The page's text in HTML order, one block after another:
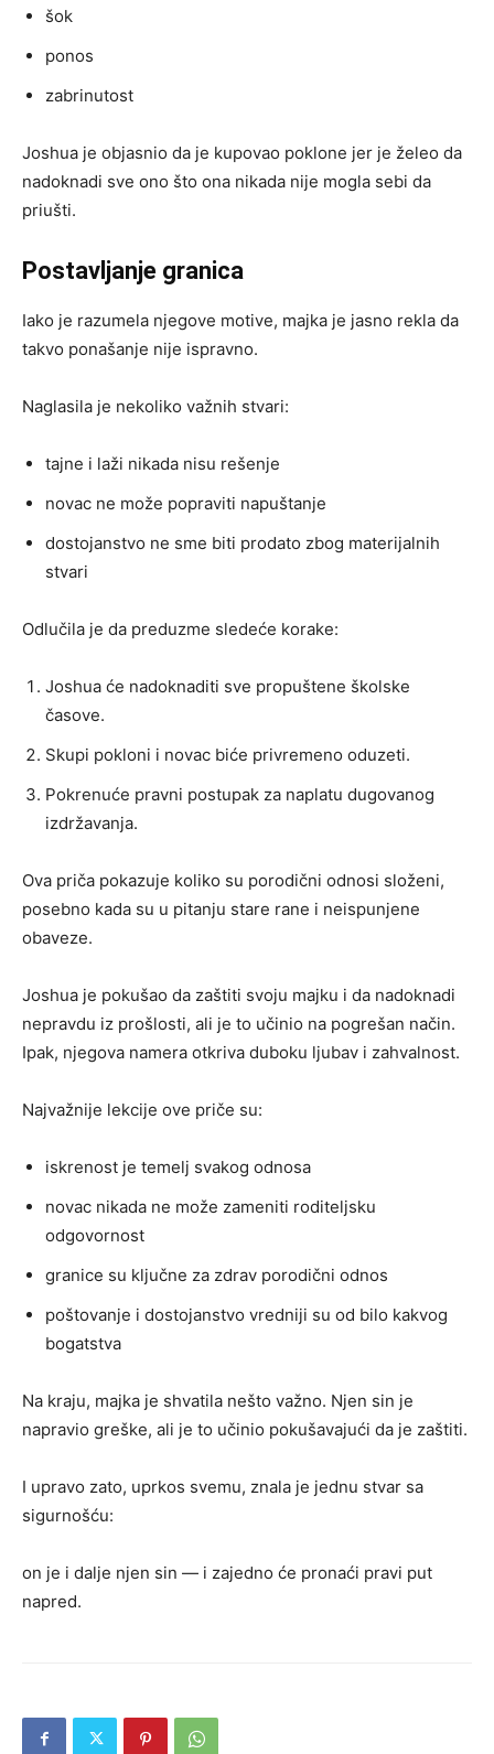
šok
ponos
zabrinutost
Joshua je objasnio da je kupovao poklone jer je želeo da
nadoknadi sve ono što ona nikada nije mogla sebi da
priušti.
Postavljanje granica
Iako je razumela njegove motive, majka je jasno rekla da
takvo ponašanje nije ispravno.
Naglasila je nekoliko važnih stvari:
tajne i laži nikada nisu rešenje
novac ne može popraviti napuštanje
dostojanstvo ne sme biti prodato zbog materijalnih
stvari
Odlučila je da preduzme sledeće korake:
Joshua će nadoknaditi sve propuštene školske
časove.
Skupi pokloni i novac biće privremeno oduzeti.
Pokrenuće pravni postupak za naplatu dugovanog
izdržavanja.
Ova priča pokazuje koliko su porodični odnosi složeni,
posebno kada su u pitanju stare rane i neispunjene
obaveze.
Joshua je pokušao da zaštiti svoju majku i da nadoknadi
nepravdu iz prošlosti, ali je to učinio na pogrešan način.
Ipak, njegova namera otkriva duboku ljubav i zahvalnost.
Najvažnije lekcije ove priče su:
iskrenost je temelj svakog odnosa
novac nikada ne može zameniti roditeljsku
odgovornost
granice su ključne za zdrav porodični odnos
poštovanje i dostojanstvo vredniji su od bilo kakvog
bogatstva
Na kraju, majka je shvatila nešto važno. Njen sin je
napravio greške, ali je to učinio pokušavajući da je zaštiti.
I upravo zato, uprkos svemu, znala je jednu stvar sa
sigurnošću:
on je i dalje njen sin — i zajedno će pronaći pravi put
napred.